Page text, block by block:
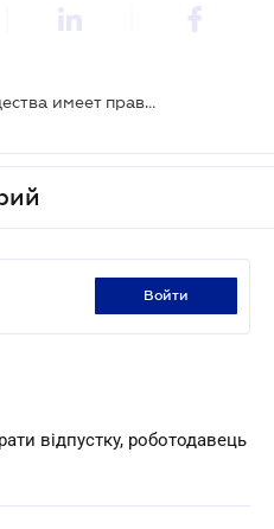
На какие отпуска и преимущества имеет право работник, у которого есть дети?
войти
відпустку, роботодавець